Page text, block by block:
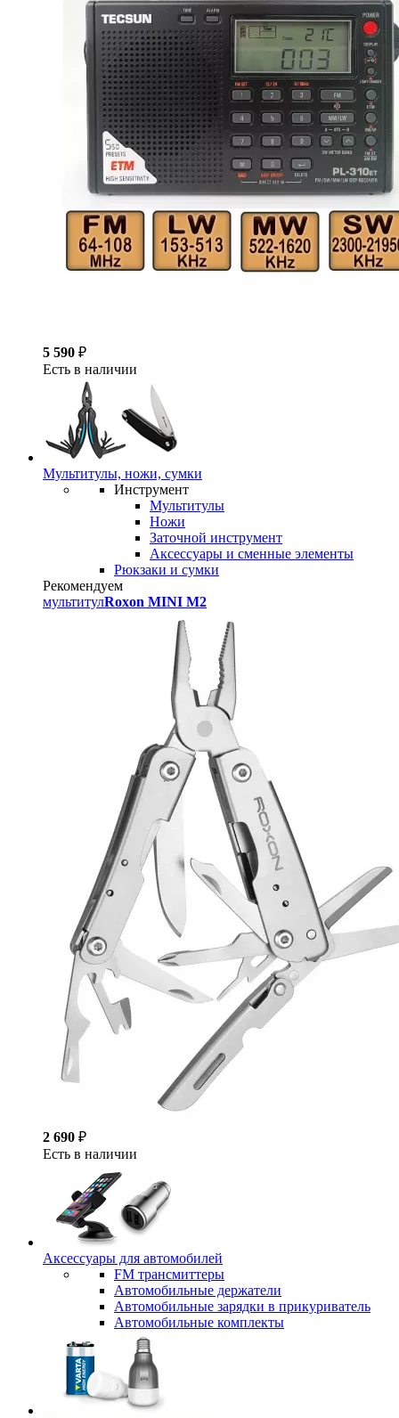
5 590 ₽
Есть в наличии
Мультитулы, ножи, сумки
Инструмент
Мультитулы
Ножи
Заточной инструмент
Аксессуары и сменные элементы
Рюкзаки и сумки
Рекомендуем
мультитулRoxon MINI M2
2 690 ₽
Есть в наличии
Аксессуары для автомобилей
FM трансмиттеры
Автомобильные держатели
Автомобильные зарядки в прикуриватель
Автомобильные комплекты